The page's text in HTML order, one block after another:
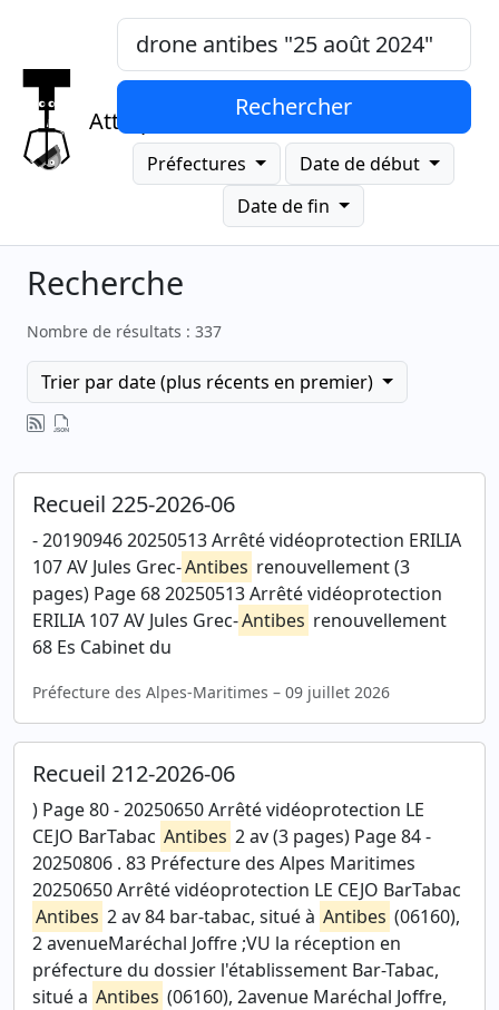
Attrap
Mots-clés, "expression exacte"
Rechercher
Préfectures
Date de début
Date de fin
Recherche
Nombre de résultats : 337
Trier par date (plus récents en premier)
Recueil 225-2026-06
- 20190946 20250513 Arrêté vidéoprotection ERILIA
107 AV Jules Grec-Antibes renouvellement (3
pages) Page 68 20250513 Arrêté vidéoprotection
ERILIA 107 AV Jules Grec-Antibes renouvellement
68 Es Cabinet du
Préfecture des Alpes-Maritimes – 09 juillet 2026
Recueil 212-2026-06
) Page 80 - 20250650 Arrêté vidéoprotection LE
CEJO BarTabac Antibes 2 av (3 pages) Page 84 -
20250806 . 83 Préfecture des Alpes Maritimes
20250650 Arrêté vidéoprotection LE CEJO BarTabac
Antibes 2 av 84 bar-tabac, situé à Antibes (06160),
2 avenueMaréchal Joffre ;VU la réception en
préfecture du dossier l'établissement Bar-Tabac,
situé a Antibes (06160), 2avenue Maréchal Joffre,